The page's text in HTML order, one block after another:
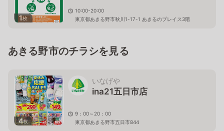
1枚
10:00-20:00
東京都あきる野市秋川1-17-1 あきるのプレイス3階
あきる野市のチラシを見る
4枚
いなげや
ina21五日市店
9：00～20：00
東京都あきる野市五日市844